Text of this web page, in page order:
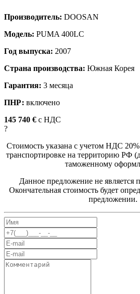
Производитель: DOOSAN
Модель: PUMA 400LС
Год выпуска: 2007
Страна производства: Южная Корея
Гарантия: 3 месяца
ПНР: включено
145 740 € c НДС
?
Стоимость указана с учетом НДС
транспортировке на территорию РФ
таможенному
Данное предложение не является
Окончательная стоимость будет
предложении.